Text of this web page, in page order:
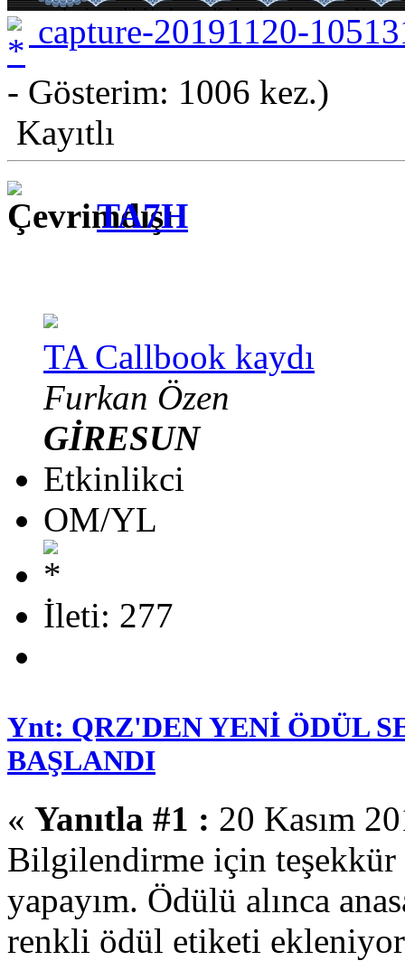
capture-20191120-
- Gösterim: 1006 kez.)
Kayıtlı
TA7H
TA Callbook kaydı
Furkan Özen
GİRESUN
Etkinlikci
OM/YL
İleti: 277
Ynt: QRZ'DEN YENİ ÖDÜL
BAŞLANDI
« Yanıtla #1 : 20 Kasım
Bilgilendirme için teşekkür
yapayım. Ödülü alınca
renkli ödül etiketi